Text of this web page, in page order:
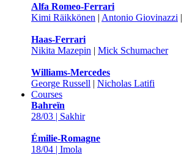
Alfa Romeo-Ferrari
Kimi Räikkönen | Antonio Giovinazzi |
Haas-Ferrari
Nikita Mazepin | Mick Schumacher
Williams-Mercedes
George Russell | Nicholas Latifi
Courses
Bahreïn
28/03 | Sakhir
Émilie-Romagne
18/04 | Imola